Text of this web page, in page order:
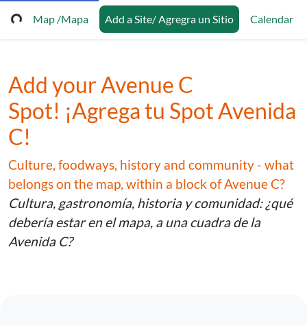
Map /Mapa Add a Site/ Agregra un Sitio Calendar
Add your Avenue C
Spot! ¡Agrega tu Spot Avenida
C!
Culture, foodways, history and community - what
belongs on the map, within a block of Avenue C?
Cultura, gastronomía, historia y comunidad: ¿qué
debería estar en el mapa, a una cuadra de la
Avenida C?